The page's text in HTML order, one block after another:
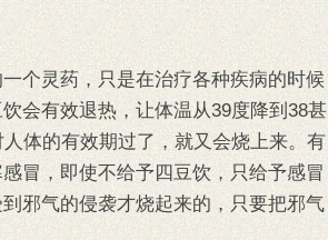
个灵药，只是在治疗各种疾病的时候
会有效退热，让体温从39度降到38甚
体的有效期过了，就又会烧上来。有
冒，即使不给予四豆饮，只给予感冒
邪气的侵袭才烧起来的，只要把邪气